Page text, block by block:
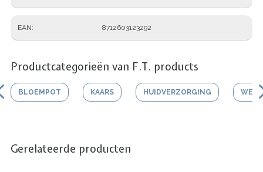
EAN 8712603123292
Productcategorieën van F.T. products
BLOEMPOT KAARS HUIDVERZORGING
Gerelateerde producten